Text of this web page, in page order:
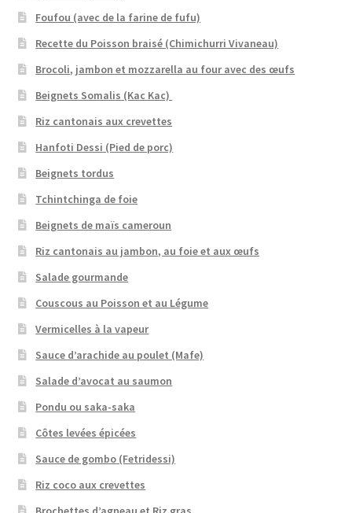
Foufou (avec de la farine de fufu)
Recette du Poisson braisé (Chimichurri Vivaneau)
Brocoli, jambon et mozzarella au four avec des œufs
Beignets Somalis (Kac Kac)
Riz cantonais aux crevettes
Hanfoti Dessi (Pied de porc)
Beignets tordus
Tchintchinga de foie
Beignets de maïs cameroun
Riz cantonais au jambon, au foie et aux œufs
Salade gourmande
Couscous au Poisson et au Légume
Vermicelles à la vapeur
Sauce d’arachide au poulet (Mafe)
Salade d’avocat au saumon
Pondu ou saka-saka
Côtes levées épicées
Sauce de gombo (Fetridessi)
Riz coco aux crevettes